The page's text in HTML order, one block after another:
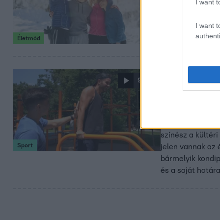
I want
I want
Életmód
9:07
Sport
A
legtöbbet
„Úgy érzem
színész a
jelen vannak az
bármelyik
és a saját